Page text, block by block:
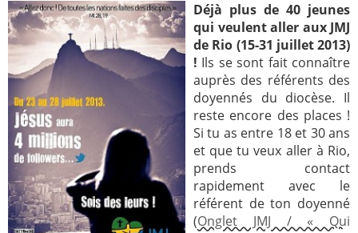
Paray-le-
Monial
École de la
foi
Terre
Sainte
R.E. de
Taizé
Animateurs
—
Étudiants
Jeunes
Pros
Collégiens
& lycéens
Pastorales
des
jeunes
Déjà plus de 40 jeunes
qui veulent aller aux JMJ
de Rio (15-31 juillet 2013)
! Ils se sont fait connaître
auprès des référents des
doyennés du diocèse. Il
reste encore des places !
Si tu as entre 18 et 30 ans
et que tu veux aller à Rio,
prends contact
rapidement avec le
référent de ton doyenné
(Onglet JMJ / « Qui